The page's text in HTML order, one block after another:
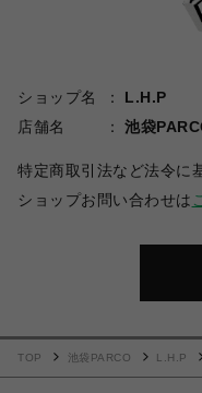
ショップ名
L.H.P
店舗名
池袋
特定商取引法など法令に
ショップお問い合わせは
TOP 池袋PARCO L.H.P